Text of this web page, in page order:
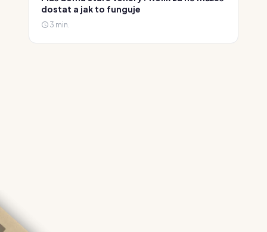
dostat a jak to funguje
3 min.